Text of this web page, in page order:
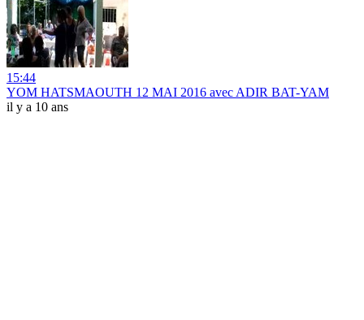
15:44
YOM HATSMAOUTH 12 MAI 2016 avec ADIR BAT-YAM
il y a 10 ans